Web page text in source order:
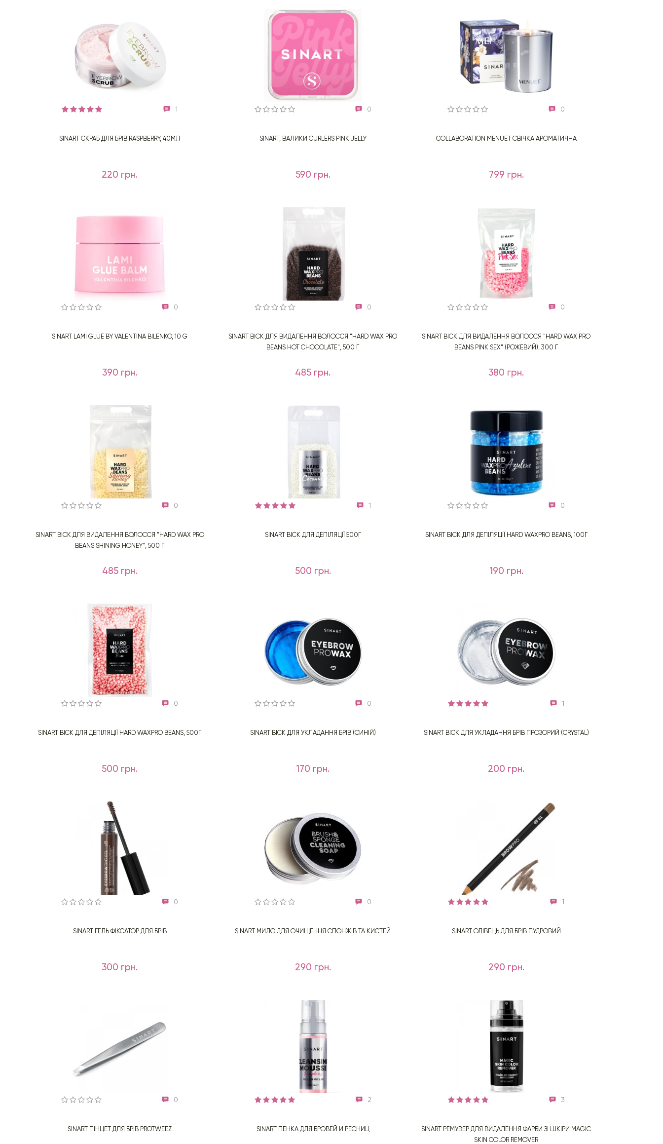
1
SINART СКРАБ ДЛЯ БРІВ RASPBERRY, 40МЛ
220 грн.
0
SINART, ВАЛИКИ CURLERS PINK JELLY
590 грн.
0
COLLABORATION MENUET СВІЧКА АРОМАТИЧНА
799 грн.
0
SINART LAMI GLUE BY VALENTINA BILENKO, 10 G
390 грн.
0
SINART ВІСК ДЛЯ ВИДАЛЕННЯ ВОЛОССЯ "HARD WAX PRO
BEANS HOT CHOCOLATE", 500 Г
485 грн.
0
SINART ВІСК ДЛЯ ВИДАЛЕННЯ ВОЛОССЯ "HARD WAX PRO
BEANS PINK SEX" (РОЖЕВИЙ), 300 Г
380 грн.
0
SINART ВІСК ДЛЯ ВИДАЛЕННЯ ВОЛОССЯ "HARD WAX PRO
BEANS SHINING HONEY", 500 Г
485 грн.
1
SINART ВІСК ДЛЯ ДЕПІЛЯЦІЇ 500Г
500 грн.
0
SINART ВІСК ДЛЯ ДЕПІЛЯЦІЇ HARD WAXPRO BEANS, 100Г
190 грн.
0
SINART ВІСК ДЛЯ ДЕПІЛЯЦІЇ HARD WAXPRO BEANS, 500Г
500 грн.
0
SINART ВІСК ДЛЯ УКЛАДАННЯ БРІВ (СИНІЙ)
170 грн.
1
SINART ВІСК ДЛЯ УКЛАДАННЯ БРІВ ПРОЗОРИЙ (CRYSTAL)
200 грн.
0
SINART ГЕЛЬ ФІКСАТОР ДЛЯ БРІВ
300 грн.
0
SINART МИЛО ДЛЯ ОЧИЩЕННЯ СПОНЖІВ ТА КИСТЕЙ
290 грн.
1
SINART ОЛІВЕЦЬ ДЛЯ БРІВ ПУДРОВИЙ
290 грн.
0
SINART ПІНЦЕТ ДЛЯ БРІВ PROTWEEZ
2
SINART ПЕНКА ДЛЯ БРОВЕЙ И РЕСНИЦ
3
SINART РЕМУВЕР ДЛЯ ВИДАЛЕННЯ ФАРБИ ЗІ ШКІРИ MAGIC
SKIN COLOR REMOVER